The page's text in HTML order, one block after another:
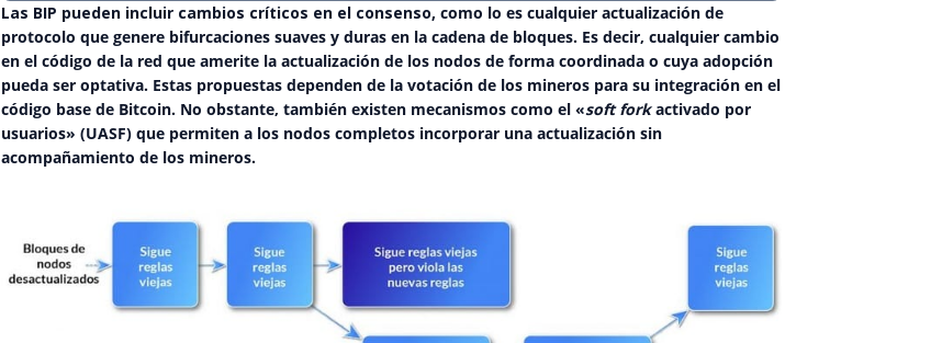
Las BIP pueden incluir cambios críticos en el consenso, como lo es cualquier actualización de
protocolo que genere bifurcaciones suaves y duras en la cadena de bloques. Es decir, cualquier cambio
en el código de la red que amerite la actualización de los nodos de forma coordinada o cuya adopción
pueda ser optativa. Estas propuestas dependen de la votación de los mineros para su integración en el
código base de Bitcoin. No obstante, también existen mecanismos como el «soft forkactivado por
usuarios» (UASF) que permiten a los nodos completos incorporar una actualización sin
acompañamiento de los mineros.